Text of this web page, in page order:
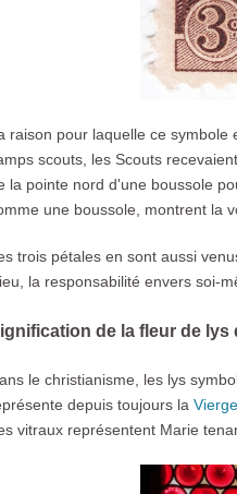
raison pour laquelle ce
scouts, les Scouts
la pointe nord d'une boussole
une boussole, montrent la
trois pétales en sont aussi
la responsabilité envers soi-
de la fleur de lys
le christianisme, les lys
depuis toujours la
vitraux représentent Marie